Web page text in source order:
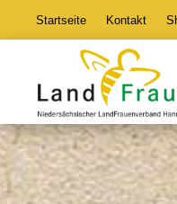
Startseite Kontakt